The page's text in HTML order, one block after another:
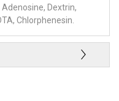
Dextrin,
Chlorphenesin.